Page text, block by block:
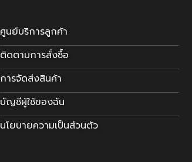
ศูนย์บริการลูกค้า
ติดตามการสั่งซื้อ
การจัดส่งสินค้า
บัญชีผู้ใช้ของฉัน
นโยบายความเป็นส่วนตัว